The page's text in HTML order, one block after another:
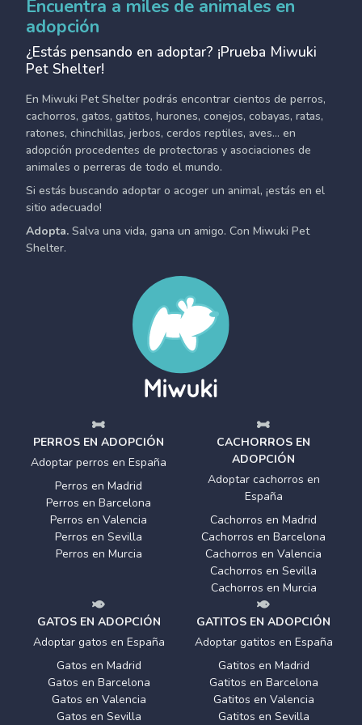
Encuentra a miles de animales en
adopción
¿Estás pensando en adoptar? ¡Prueba Miwuki
Pet Shelter!
En Miwuki Pet Shelter podrás encontrar cientos de perros,
cachorros, gatos, gatitos, hurones, conejos, cobayas, ratas,
ratones, chinchillas, jerbos, cerdos reptiles, aves... en
adopción procedentes de protectoras y asociaciones de
animales o perreras de todo el mundo.
Si estás buscando adoptar o acoger un animal, ¡estás en el
sitio adecuado!
Adopta. Salva una vida, gana un amigo. Con Miwuki Pet
Shelter.
PERROS EN ADOPCIÓN
Adoptar perros en España
Perros en Madrid
Perros en Barcelona
Perros en Valencia
Perros en Sevilla
Perros en Murcia
CACHORROS EN
ADOPCIÓN
Adoptar cachorros en
España
Cachorros en Madrid
Cachorros en Barcelona
Cachorros en Valencia
Cachorros en Sevilla
Cachorros en Murcia
GATOS EN ADOPCIÓN
Adoptar gatos en España
Gatos en Madrid
Gatos en Barcelona
Gatos en Valencia
Gatos en Sevilla
GATITOS EN ADOPCIÓN
Adoptar gatitos en España
Gatitos en Madrid
Gatitos en Barcelona
Gatitos en Valencia
Gatitos en Sevilla